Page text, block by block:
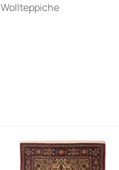
Wollteppiche